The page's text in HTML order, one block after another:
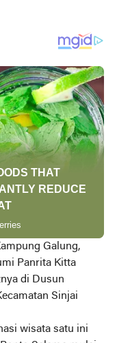
Galung,
Panrita Kitta
di Dusun
Sinjai
wisata satu ini